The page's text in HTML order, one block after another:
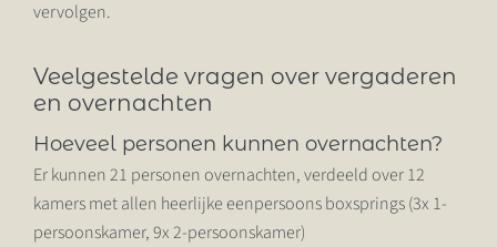
vervolgen.
Veelgestelde vragen over vergaderen
en overnachten
Hoeveel personen kunnen overnachten?
Er kunnen 21 personen overnachten, verdeeld over 12
kamersmet allen heerlijke eenpersoons boxsprings (3x 1-
persoonskamer, 9x 2-persoonskamer)